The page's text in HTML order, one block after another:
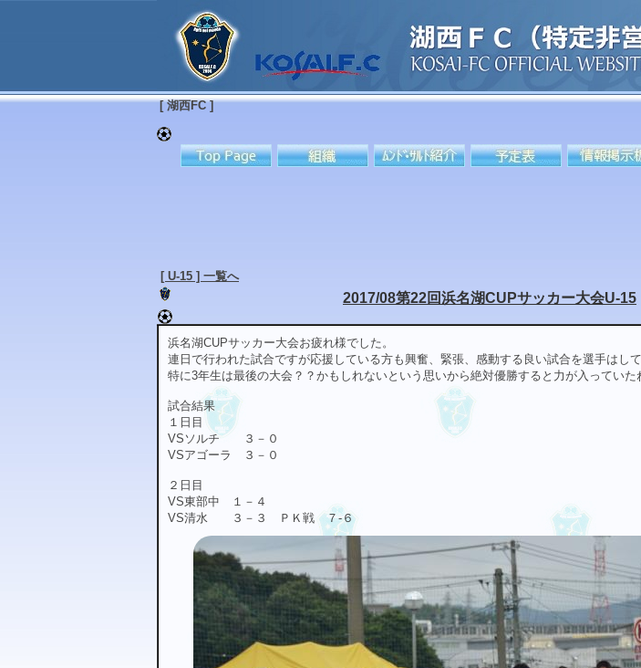
[ 湖西FC ]
[ U-15 ] 一覧へ
2017/08第22回浜名湖CUPサッカー大会U-15
浜名湖CUPサッカー大会お疲れ様でした。
連日で行われた試合ですが応援している方も興奮、緊張、感動する良い試合を選手はして
特に3年生は最後の大会？？かもしれないという思いから絶対優勝すると力が入っていた
試合結果
１日目
VSソルチ ３－０
VSアゴーラ ３－０
２日目
VS東部中 １－４
VS清水 ３－３ ＰＫ戦 ７-６